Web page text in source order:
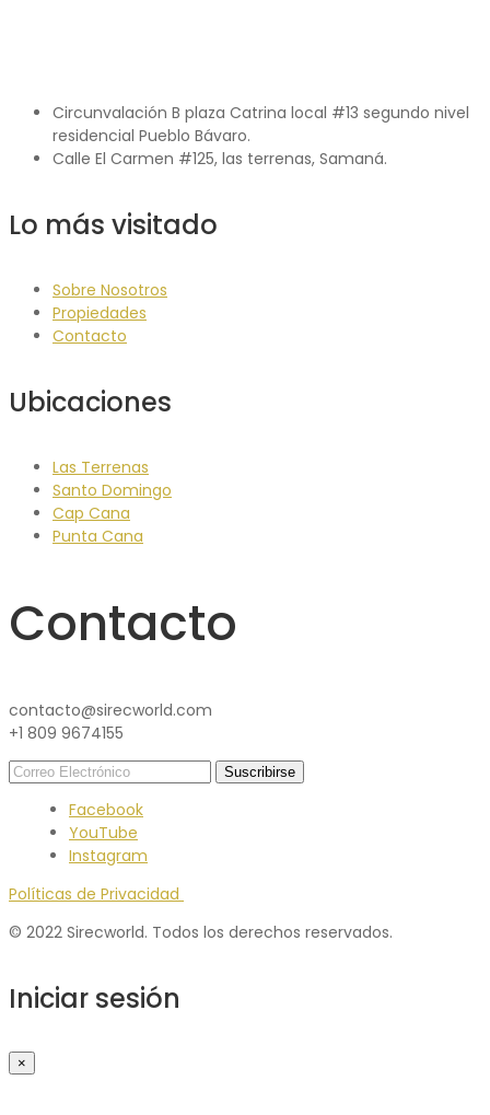
Circunvalación B plaza Catrina local #13 segundo nivel
residencial Pueblo Bávaro.
Calle El Carmen #125, las terrenas, Samaná.
Lo más visitado
Sobre Nosotros
Propiedades
Contacto
Ubicaciones
Las Terrenas
Santo Domingo
Cap Cana
Punta Cana
Contacto
contacto@sirecworld.com
+1 809 9674155
Facebook
YouTube
Instagram
Políticas de Privacidad
© 2022 Sirecworld. Todos los derechos reservados.
Iniciar sesión
×